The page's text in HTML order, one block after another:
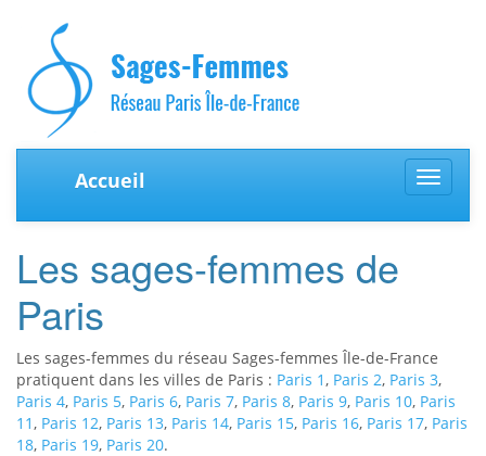
Toggle
Accueil
Les sages-femmes de
Paris
Les sages-femmes du réseau Sages-femmes Île-de-France
pratiquent dans les villes de Paris : Paris 1, Paris 2, Paris 3,
Paris 4, Paris 5, Paris 6, Paris 7, Paris 8, Paris 9, Paris 10, Paris
11, Paris 12, Paris 13, Paris 14, Paris 15, Paris 16, Paris 17, Paris
18, Paris 19, Paris 20.